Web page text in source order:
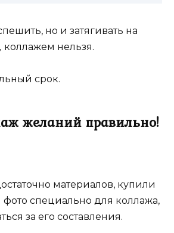
но и затягивать на
коллажем нельзя.
срок.
желаний правильно!
материалов, купили
фото специально для коллажа,
за его составления.